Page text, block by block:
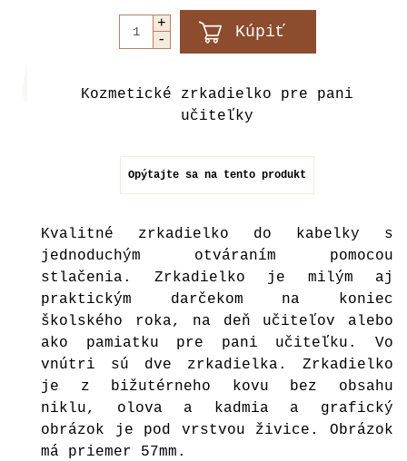
Kozmetické zrkadielko pre pani
učiteľky
Opýtajte sa na tento produkt
Kvalitné zrkadielko do kabelky s
jednoduchým otváraním pomocou
stlačenia. Zrkadielko je milým aj
praktickým darčekom na koniec
školského roka, na deň učiteľov alebo
ako pamiatku pre pani učiteľku. Vo
vnútri sú dve zrkadielka. Zrkadielko
je z bižutérneho kovu bez obsahu
niklu, olova a kadmia a grafický
obrázok je pod vrstvou živice. Obrázok
má priemer 57mm.